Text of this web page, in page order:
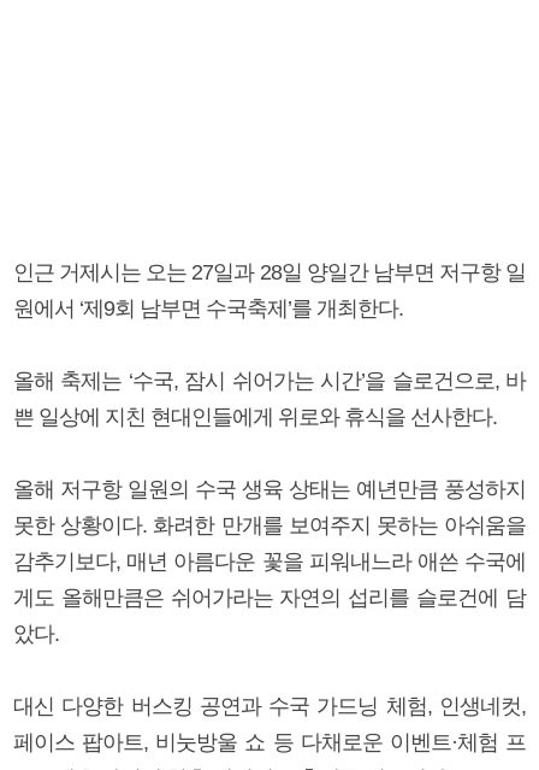
인근 거제시는 오는 27일과 28일 양일간 남부면 저구항 일
원에서 ‘제9회 남부면 수국축제’를 개최한다.
올해 축제는 ‘수국, 잠시 쉬어가는 시간’을 슬로건으로, 바
쁜 일상에 지친 현대인들에게 위로와 휴식을 선사한다.
올해 저구항 일원의 수국 생육 상태는 예년만큼 풍성하지
못한 상황이다. 화려한 만개를 보여주지 못하는 아쉬움을
감추기보다, 매년 아름다운 꽃을 피워내느라 애쓴 수국에
게도 올해만큼은 쉬어가라는 자연의 섭리를 슬로건에 담
았다.
대신 다양한 버스킹 공연과 수국 가드닝 체험, 인생네컷,
페이스 팝아트, 비눗방울 쇼 등 다채로운 이벤트·체험 프